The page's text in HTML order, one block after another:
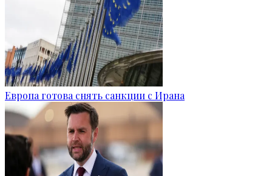
Европа готова снять санкции с Ирана